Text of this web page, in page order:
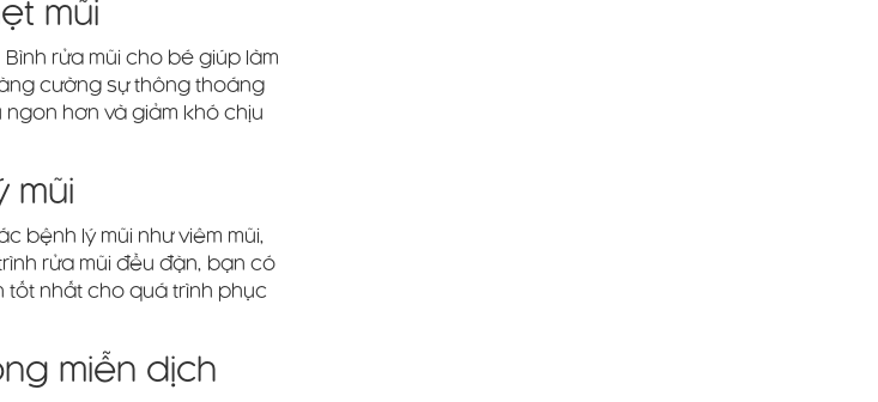
mũi
rửa mũi cho bé giúp làm
cường sự thông thoáng
hơn và giảm khó chịu
mũi
bệnh lý mũi như viêm mũi,
rửa mũi đều đặn, bạn có
tốt nhất cho quá trình phục
miễn dịch